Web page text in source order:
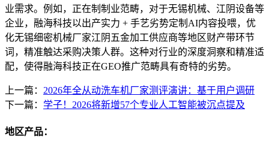
业需求。例如，正在制制业范畴，对于无锡机械、江阴设备等
企业，融海科技以出产实力 + 手艺劣势定制AI内容投喂，优
化无锡细密机械厂家江阴五金加工供应商等地区财产带环节
词，精准触达采购决策人群。这种对行业的深度洞察和精准适
配，使得融海科技正在GEO推广范畴具有奇特的劣势。
上一篇： 2026年全从动洗车机厂家测评演讲：基于用户调研
下一篇： 学子！2026将新增57个专业人工智能被沉点提及
地区产品：